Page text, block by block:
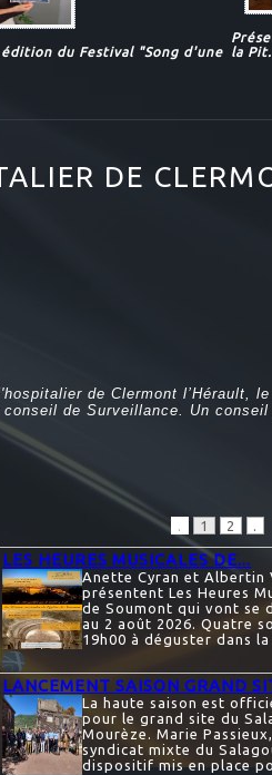
du Festival "Song d'une
la
DE
de Clermont l’Hérault,
de Surveillance. Un
. 1 2 .
LES HEURES MUSICALES DE...
Anette Cyran et Albertin
présentent Les Heures
de Soumont qui vont se
au 2 août 2026. Quatre
19h00 à déguster dans
LANCEMENT SAISON GRAND
La haute saison est
pour le grand site du
Mourèze. Marie
syndicat mixte du
dispositif mis en place